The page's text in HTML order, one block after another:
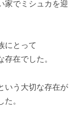
家でミシュカを迎
にとって
した。
な存在が
。